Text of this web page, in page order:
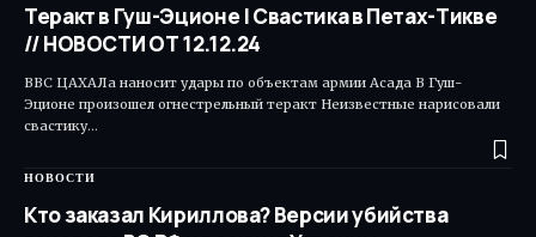
Теракт в Гуш-Эционе | Свастика в Петах-Тикве
// НОВОСТИ ОТ 12.12.24
ВВС ЦАХАЛа наносит удары по объектам армии Асада В Гуш-
Эционе произошел огнестрельный теракт Неизвестные нарисовали
свастику…
НОВОСТИ
Кто заказал Кириллова? Версии убийства